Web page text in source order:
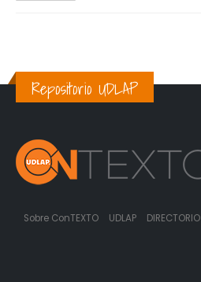
Repositorio UDLAP
Sobre ConTEXTO UDLAP DIRECTORIO